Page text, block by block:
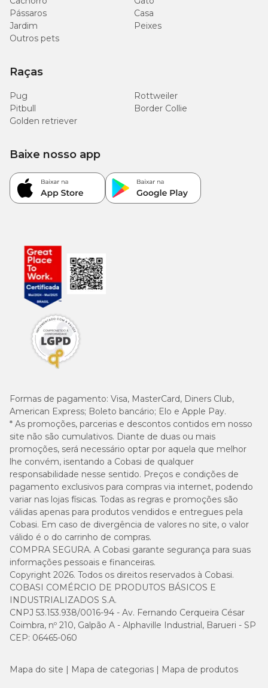
Pássaros
Casa
Jardim
Peixes
Outros pets
Raças
Pug
Rottweiler
Pitbull
Border Collie
Golden retriever
Formas de pagamento: Visa, MasterCard, Diners Club,
American Express; Boleto bancário; Elo e Apple Pay.
* As promoções, parcerias e descontos contidos em nosso
site não são cumulativos. Diante de duas ou mais
promoções, será necessário optar por aquela que melhor
lhe convém, isentando a Cobasi de qualquer
responsabilidade nesse sentido. Preços e condições de
pagamento exclusivos para compras via internet, podendo
variar nas lojas físicas. Todas as regras e promoções são
válidas apenas para produtos vendidos e entregues pela
Cobasi. Em caso de divergência de valores no site, o valor
válido é o do carrinho de compras.
COMPRA SEGURA. A Cobasi garante segurança para suas
informações pessoais e financeiras.
Copyright 2026. Todos os direitos reservados à Cobasi.
COBASI COMÉRCIO DE PRODUTOS BÁSICOS E
INDUSTRIALIZADOS S.A.
CNPJ 53.153.938/0016-94 - Av. Fernando Cerqueira César
Coimbra, nº 210, Galpão A - Alphaville Industrial, Barueri - SP
CEP: 06465-060
Baixe nosso app
Mapa do site Mapa de categorias Mapa de produtos